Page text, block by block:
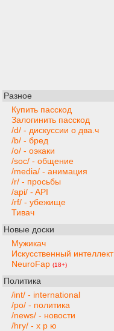
Разное
Купить пасскод
Залогинить пасскод
/d/ - дискуссии о два.ч
/b/ - бред
/o/ - оэкаки
/soc/ - общение
/media/ - анимация
/r/ - просьбы
/api/ - API
/rf/ - убежище
Тивач
Новые доски
Мужикач
Искусственный интеллект
NeuroFap (18+)
Политика
/int/ - international
/po/ - политика
/news/ - новости
/hry/ - х р ю